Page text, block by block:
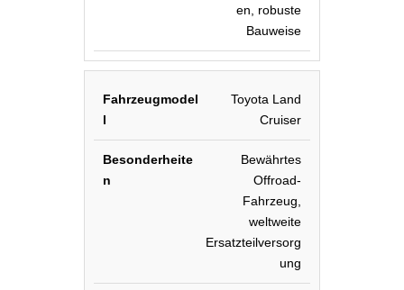
en, robuste
Bauweise
Toyota Land
Cruiser
Bewährtes
Offroad-
Fahrzeug,
weltweite
Ersatzteilversorg
ung